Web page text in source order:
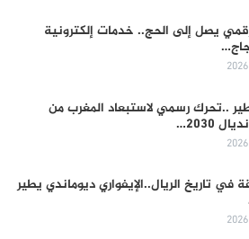
يصل إلى الحج.. خدمات إلكترونية
..تحرك رسمي لاستبعاد المغرب من
2030…
في تاريخ الريال..الإيفواري ديوماندي يطير